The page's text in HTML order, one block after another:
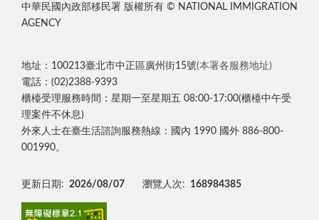
中華民國內政部移民署 版權所有 © NATIONAL IMMIGRATION
AGENCY
地址：100213臺北市中正區廣州街15號(本署各服務地址)
電話：(02)2388-9393
櫃檯受理服務時間：星期一至星期五 08:00-17:00(櫃檯中午受
理案件不休息)
外來人士在臺生活諮詢服務熱線：國內 1990 國外 886-800-
001990。
更新日期: 2026/08/07 瀏覽人次: 168984385